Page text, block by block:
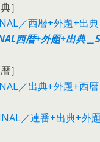
］
／西暦+外題+出
西暦+外題+出典＿
］
／出典+外題+西
／連番+出典+外